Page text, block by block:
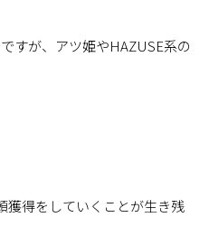
すが、アツ姫やHAZUSE系の
獲得をしていくことが生き残